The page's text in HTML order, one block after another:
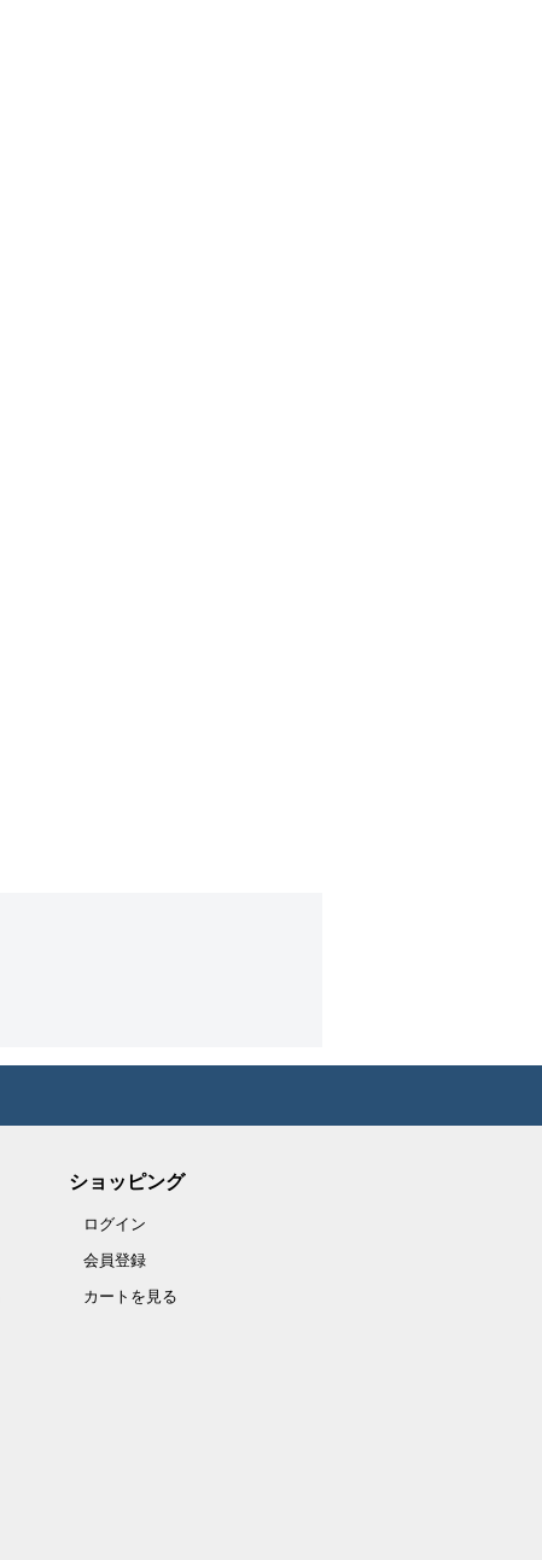
ショッピング
ログイン
会員登録
カートを見る